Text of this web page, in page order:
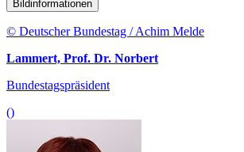
Bildinformationen
© Deutscher Bundestag / Achim Melde
Lammert, Prof. Dr. Norbert
Bundestagspräsident
()